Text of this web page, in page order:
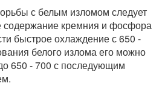
с белым изломом следует
содержание кремния и фосфора
быстрое охлаждение с 650 -
белого излома его можно
650 - 700 с последующим